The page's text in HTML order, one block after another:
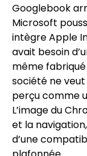
Googlebook
Microsoft
intègre Apple
avait besoin
même
société ne veut
perçu comme
L’image du
et la
d’une